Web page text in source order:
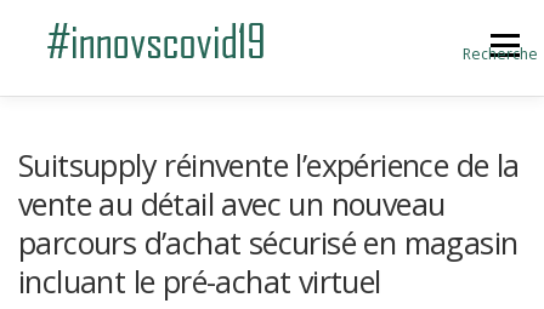
Recherche
Menu
SOUMETTRE UNE INNOVATION
Suitsupply réinvente l’expérience de la
vente au détail avec un nouveau
parcours d’achat sécurisé en magasin
incluant le pré-achat virtuel